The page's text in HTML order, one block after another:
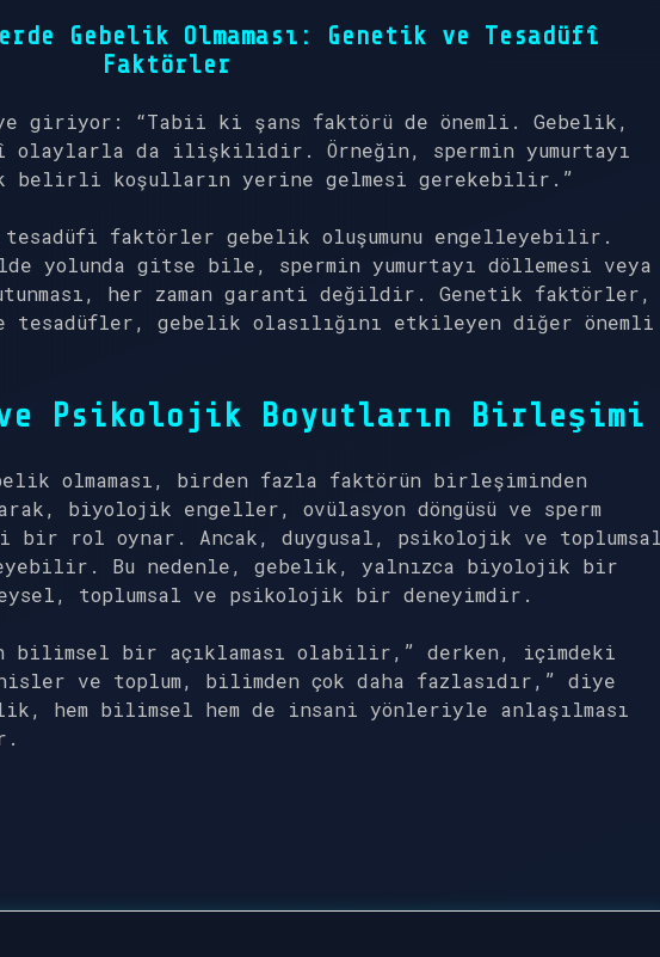
Gebelik Olmaması: Genetik ve Tesadüfî
Faktörler
giriyor: “Tabii ki şans faktörü de önemli. Gebelik,
olaylarla da ilişkilidir. Örneğin, spermin yumurtayı
belirli koşulların yerine gelmesi gerekebilir.”
tesadüfi faktörler gebelik oluşumunu engelleyebilir.
yolunda gitse bile, spermin yumurtayı döllemesi veya
her zaman garanti değildir. Genetik faktörler,
gebelik olasılığını etkileyen diğer önemli
Psikolojik Boyutların Birleşimi
olmaması, birden fazla faktörün birleşiminden
biyolojik engeller, ovülasyon döngüsü ve sperm
bir rol oynar. Ancak, duygusal, psikolojik ve
Bu nedenle, gebelik, yalnızca biyolojik bir
toplumsal ve psikolojik bir deneyimdir.
bilimsel bir açıklaması olabilir,” derken, içimdeki
hisler ve toplum, bilimden çok daha fazlasıdır,” diye
hem bilimsel hem de insani yönleriyle anlaşılması